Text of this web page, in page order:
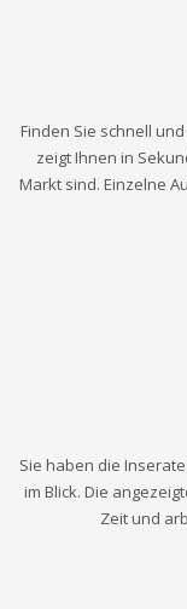
Finden Sie schnell
zeigt Ihnen in
Markt sind. Einzelne
Sie haben die
im Blick. Die
Zeit und